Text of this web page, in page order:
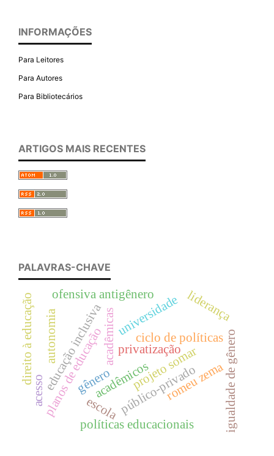
INFORMAÇÕES
Para Leitores
Para Autores
Para Bibliotecários
ARTIGOS MAIS RECENTES
PALAVRAS-CHAVE
privatização
projeto somar
público-privado
romeu zemaigualdade de gênero
acadêmicos
acadêmicasuniversidade
ofensiva antigênero
políticas educacionais
planos de educação
gênero
ciclo de políticas
educação inclusiva
acesso
direito à educação
escola
autonomia
liderança